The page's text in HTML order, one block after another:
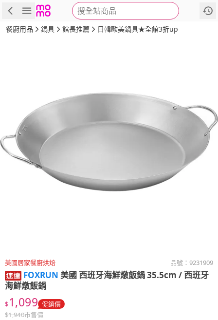
搜全站商品
商品 評價 詳情
餐廚用品 鍋具 館長推薦 日韓歐美鍋具★全館3折up
美國居家餐廚烘焙 品號： 9231909
FOXRUN 美國 西班牙海鮮燉飯鍋 35.5cm / 西班牙
海鮮燉飯鍋
$1,099 促銷價
$1,940市售價